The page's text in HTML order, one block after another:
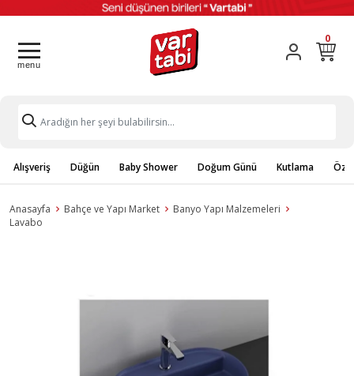
0
Alışveriş Düğün Baby Shower Doğum Günü Kutlama
Anasayfa Bahçe ve Yapı Market
Banyo Yapı Malzemeleri
Lavabo